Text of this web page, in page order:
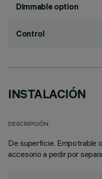
Dimmable option
Control
INSTALACIÓN
DESCRIPCIÓN
De superficie. Empotrable
accesorio a pedir por